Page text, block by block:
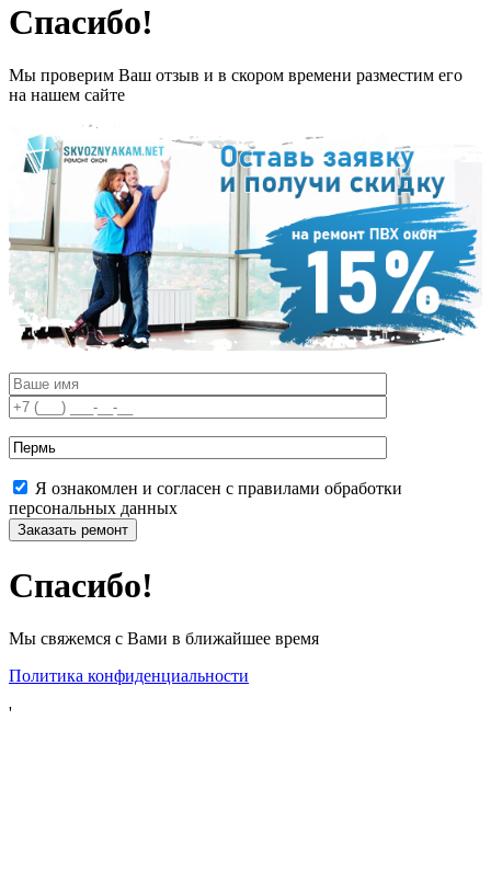
Спасибо!
Мы проверим Ваш отзыв и в скором времени разместим его
на нашем сайте
Я ознакомлен и согласен с правилами обработки
персональных данных
Спасибо!
Мы свяжемся с Вами в ближайшее время
Политика конфиденциальности
'